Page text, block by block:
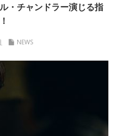
・チャンドラー演じる指
NEWS